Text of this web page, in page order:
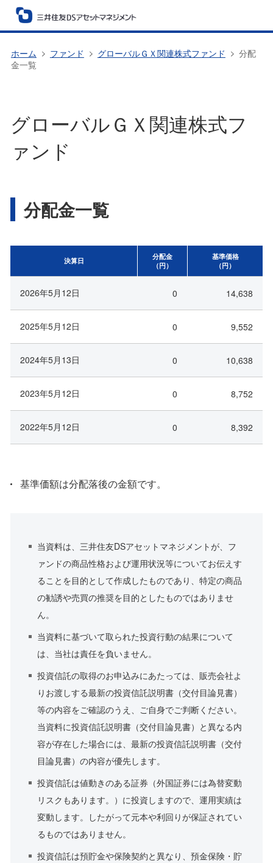
ホーム ファンド グローバルＧＸ関連株式ファンド
分配
金一覧
グローバルＧＸ関連株式フ
ァンド
分配金一覧
決算日
分配金
（円）
基準価格
（円）
2026年5月12日 0 14,638
2025年5月12日 0 9,552
2024年5月13日 0 10,638
2023年5月12日 0 8,752
2022年5月12日 0 8,392
基準価額は分配落後の金額です。
当資料は、三井住友DSアセットマネジメントが、フ
ァンドの商品性格および運用状況等についてお伝えす
ることを目的として作成したものであり、特定の商品
の勧誘や売買の推奨を目的としたものではありませ
ん。
当資料に基づいて取られた投資行動の結果について
は、当社は責任を負いません。
投資信託の取得のお申込みにあたっては、販売会社よ
りお渡しする最新の投資信託説明書（交付目論見書）
等の内容をご確認のうえ、ご自身でご判断ください。
当資料に投資信託説明書（交付目論見書）と異なる内
容が存在した場合には、最新の投資信託説明書（交付
目論見書）の内容が優先します。
投資信託は値動きのある証券（外国証券には為替変動
リスクもあります。）に投資しますので、運用実績は
変動します。したがって元本や利回りが保証されてい
るものではありません。
投資信託は預貯金や保険契約と異なり、預金保険・貯